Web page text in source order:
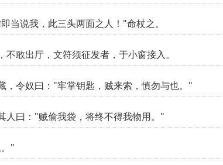
当说我，此三头两面之人！"命杖之。
敢出厅，文符须征发者，于小窗接入。
，令奴曰："牢掌钥匙，贼来索，慎勿与也。"
人曰："贼偷我袋，将终不得我物用。"
"